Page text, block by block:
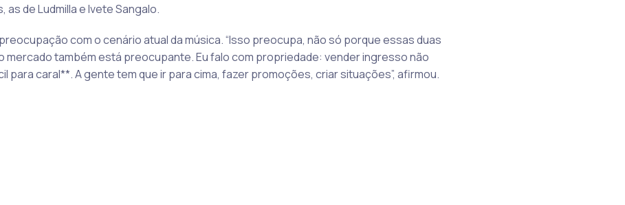
de Ludmilla e Ivete Sangalo.
com o cenário atual da música. “Isso preocupa, não só porque essas duas
mercado também está preocupante. Eu falo com propriedade: vender ingresso não
para caral**. A gente tem que ir para cima, fazer promoções, criar situações”, afirmou.